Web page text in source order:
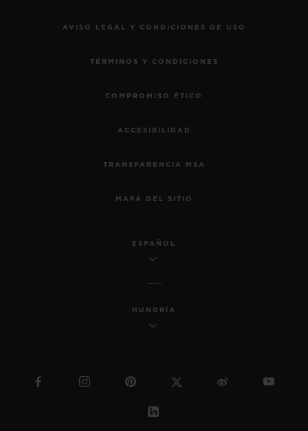
AVISO LEGAL Y CONDICIONES DE USO
TÉRMINOS Y CONDICIONES
COMPROMISO ÉTICO
ACCESIBILIDAD
TRANSPARENCIA MSA
MAPA DEL SITIO
ESPAÑOL
HUNGRÍA